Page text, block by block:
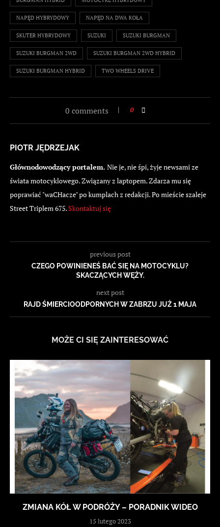
NAPĘD HYBRYDOWY NAPĘD NA DWA KOŁA
SKUTER HYBRYDOWY SUZUKI SUZUKI BURGMAN
SUZUKI BURGMAN 2WD SUZUKI BURGMAN 2WD HYBRID
SUZUKI BURGMAN HYBRID TWO WHEELS DRIVE
0 comments 0
PIOTR JĘDRZEJAK
Głównodowodzący portalem. Nie je, nie śpi, żyje newsami ze
świata motocyklowego. Związany z laptopem. Zdarza mu się
poprawiać "waCHacze" po kumplach z redakcji. Po mieście szaleje
Street Triplem 675. Skontaktuj się
previous post
CZEGO POWINIENEŚ BAĆ SIĘ NA MOTOCYKLU?
SKACZĄCYCH WĘŻY.
next post
RAJD ŚMIERCIOODPORNYCH W ZABRZU JUŻ 1 MAJA
MOŻE CI SIĘ ZAINTERESOWAĆ
ZMIANA KÓŁ W PODRÓŻY – PORADNIK WIDEO
15 lutego 2023